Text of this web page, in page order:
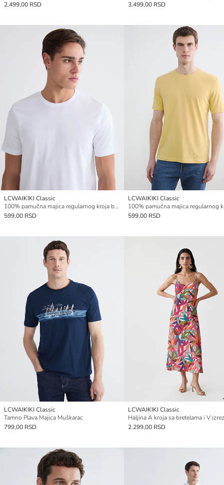
2.499,00 RSD
3.499,00 RSD
LCWAIKIKI Classic
100% pamučna majica regularnog kroja basic
599,00 RSD
LCWAIKIKI Classic
599,00 RSD
LCWAIKIKI Classic
Tamno Plava Majica Muškarac
799,00 RSD
LCWAIKIKI Classic
Haljina A kroja sa bretelama i V
2.299,00 RSD